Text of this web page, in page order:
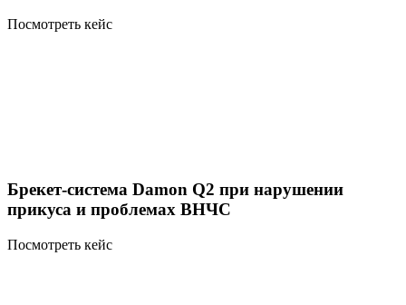
Посмотреть кейс
Брекет-система Damon Q2 при нарушении
прикуса и проблемах ВНЧС
Посмотреть кейс